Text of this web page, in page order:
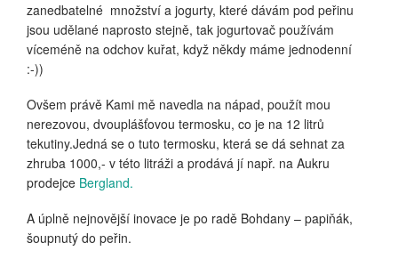
zanedbatelné množství a jogurty, které dávám pod peřinu
jsou udělané naprosto stejně, tak jogurtovač používám
víceméně na odchov kuřat, když někdy máme jednodenní
:-))
Ovšem právě Kami mě navedla na nápad, použít mou
nerezovou, dvouplášťovou termosku, co je na 12 litrů
tekutiny.Jedná se o tuto termosku, která se dá sehnat za
zhruba 1000,- v této litráži a prodává jí např. na Aukru
prodejce Bergland.
A úplně nejnovější inovace je po radě Bohdany – papiňák,
šoupnutý do peřin.